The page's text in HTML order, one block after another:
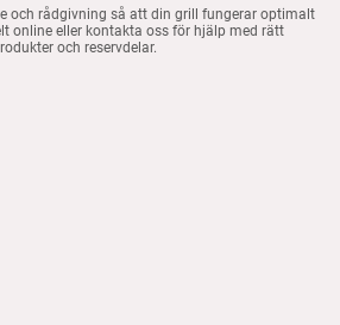
och rådgivning så att din grill fungerar optimalt
online eller kontakta oss för hjälp med rätt
och reservdelar.